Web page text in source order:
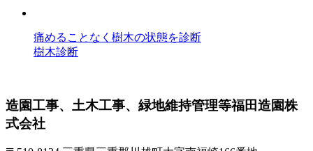
痛めることなく樹木の状態を診断
樹木診断
造園工事、土木工事、緑地維持管理等福田造園株
式会社